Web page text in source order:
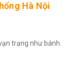
Hà Nội
trạng như bánh